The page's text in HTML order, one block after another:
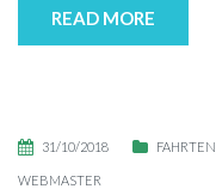
READ MORE
31/10/2018 FAHRTEN
WEBMASTER